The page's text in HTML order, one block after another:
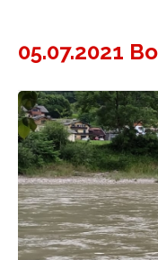
05.07.2021